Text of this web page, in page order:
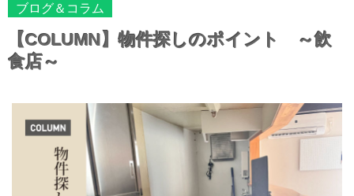
ブログ＆コラム
【COLUMN】物件探しのポイント ～飲
食店～